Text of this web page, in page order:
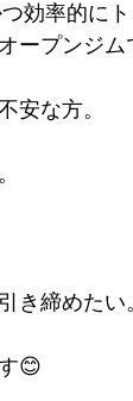
効率的に
ープンジム
安な方。
き締めたい
😊